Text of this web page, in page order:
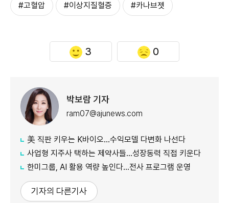
#고혈압 #이상지질혈증 #카나브젯
3 0
박보람 기자
ram07@ajunews.com
美 직판 키우는 K바이오…수익모델 다변화 나선다
사업형 지주사 택하는 제약사들…성장동력 직접 키운다
한미그룹, AI 활용 역량 높인다…전사 프로그램 운영
기자의 다른기사